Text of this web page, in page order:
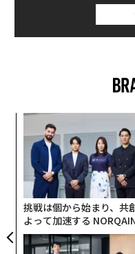
挑戦は個から始まり、共
よって加速する
PAN 特別座談会